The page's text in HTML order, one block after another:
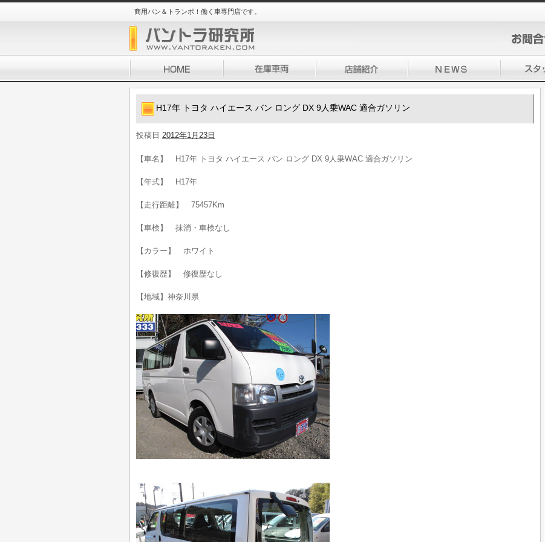
商用バン＆トランポ！働く車専門店です。
H17年 トヨタ ハイエース バン ロング DX 9人乗WAC 適合ガソリン
投稿日 2012年1月23日
【車名】 H17年 トヨタ ハイエース バン ロング DX 9人乗WAC 適合ガソリン
【年式】 H17年
【走行距離】 75457Km
【車検】 抹消・車検なし
【カラー】 ホワイト
【修復歴】 修復歴なし
【地域】神奈川県